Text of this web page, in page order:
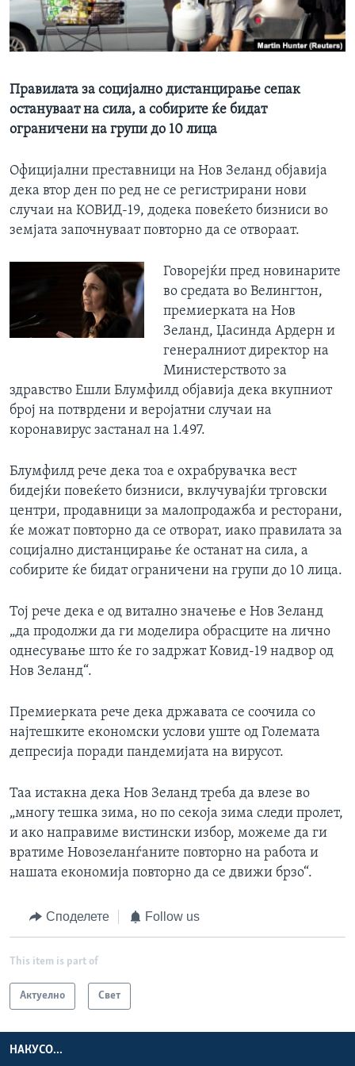
ИНТЕРВЈУА
Јазици
Правилата за социјално дистанцирање сепак
остануваат на сила, а собирите ќе бидат
ограничени на групи до 10 лица
Официјални преставници на Нов Зеланд објавија
дека втор ден по ред не се регистрирани нови
случаи на КОВИД-19, додека повеќето бизниси во
земјата започнуваат повторно да се отвораат.
Говорејќи пред новинарите
во средата во Велингтон,
премиерката на Нов
Зеланд, Џacинда Ардерн и
генералниот директор на
Министерството за
здравство Ешли Блумфилд објавија дека вкупниот
број на потврдени и веројатни случаи на
коронавирус застанал на 1.497.
Блумфилд рече дека тоа е охрабрувачка вест
бидејќи повеќето бизниси, вклучувајќи трговски
центри, продавници за малопродажба и ресторани,
ќе можат повторно да се отворат, иако правилата за
социјално дистанцирање ќе останат на сила, а
собирите ќе бидат ограничени на групи до 10 лица.
Тој рече дека е од витално значење е Нов Зеланд
„да продолжи да ги моделира обрасците на лично
однесување што ќе го задржат Ковид-19 надвор од
Нов Зеланд“.
Премиерката рече дека државата се соочила со
најтешките економски услови уште од Големата
депресија поради пандемијата на вирусот.
Таа истакна дека Нов Зеланд треба да влезе во
„многу тешка зима, но по секоја зима следи пролет,
и ако направиме вистински избор, можеме да ги
вратиме Новозеланѓаните повторно на работа и
нашата економија повторно да се движи брзо“.
Споделете Follow us
This item is part of
Актуелно Свет
НАКУСО...